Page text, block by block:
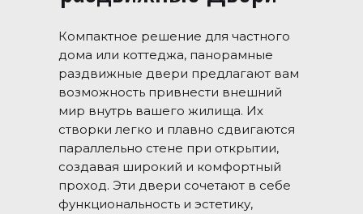
Компактное решение для частного
дома или коттеджа, панорамные
раздвижные двери предлагают вам
возможность привнести внешний
мир внутрь вашего жилища. Их
створки легко и плавно сдвигаются
параллельно стене при открытии,
создавая широкий и комфортный
проход. Эти двери сочетают в себе
функциональность и эстетику,